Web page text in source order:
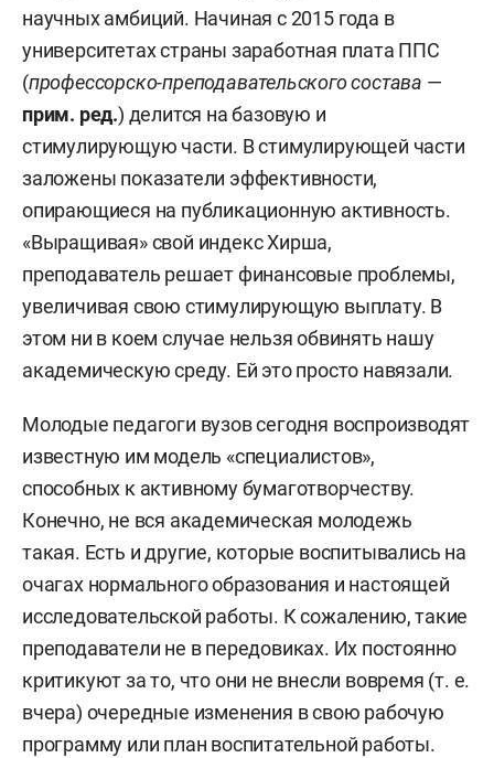
научных амбиций. Начиная с 2015 года в
университетах страны заработная плата ППС
(профессорско-преподавательского состава —
прим. ред.) делится на базовую и
стимулирующую части. В стимулирующей части
заложены показатели эффективности,
опирающиеся на публикационную активность.
«Выращивая» свой индекс Хирша,
преподаватель решает финансовые проблемы,
увеличивая свою стимулирующую выплату. В
этом ни в коем случае нельзя обвинять нашу
академическую среду. Ей это просто навязали.
Молодые педагоги вузов сегодня воспроизводят
известную им модель «специалистов»,
способных к активному бумаготворчеству.
Конечно, не вся академическая молодежь
такая. Есть и другие, которые воспитывались на
очагах нормального образования и настоящей
исследовательской работы. К сожалению, такие
преподаватели не в передовиках. Их постоянно
критикуют за то, что они не внесли вовремя (т. е.
вчера) очередные изменения в свою рабочую
программу или план воспитательной работы.